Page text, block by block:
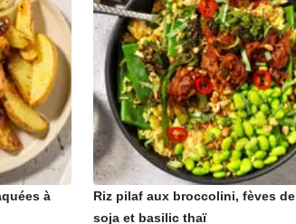
à
Riz pilaf aux broccolini, fèves de
soja et basilic thaï